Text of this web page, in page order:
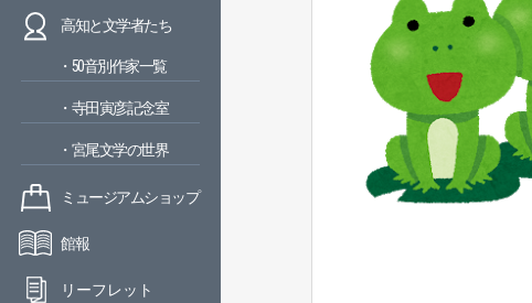
高知と文学者たち
・50音別作家一覧
・寺田寅彦記念室
・宮尾文学の世界
ミュージアムショップ
館報
リーフレット